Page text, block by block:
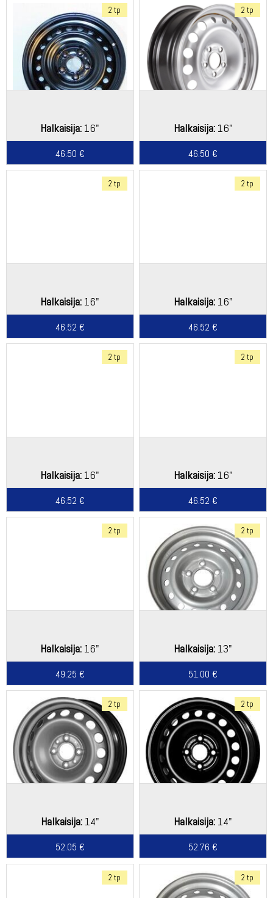
2 tp
Halkaisija: 16"
46.50 €
2 tp
Halkaisija:16"
46.50 €
2 tp
Halkaisija: 16"
46.52 €
2 tp
Halkaisija:16"
46.52 €
2 tp
Halkaisija: 16"
46.52 €
2 tp
Halkaisija:16"
46.52 €
2 tp
Halkaisija: 16"
49.25 €
2 tp
Halkaisija: 13"
51.00 €
2 tp
Halkaisija:14"
52.05 €
2 tp
Halkaisija: 14"
52.76 €
2 tp 2 tp